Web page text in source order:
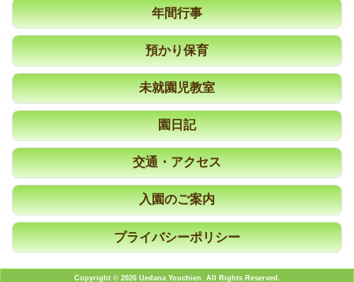
年間行事
預かり保育
未就園児教室
園日記
交通・アクセス
入園のご案内
プライバシーポリシー
Copyright © 2026 Uedana Youchien. All Rights Reserved.